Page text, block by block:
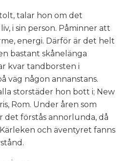
talar hon om det
i sin person. Påminner att
energi. Därför är det helt
bastant skånelänga
kvar tandborsten i
väg någon annanstans.
storstäder hon bott i; New
Rom. Under åren som
det förstås annorlunda, då
och äventyret fanns